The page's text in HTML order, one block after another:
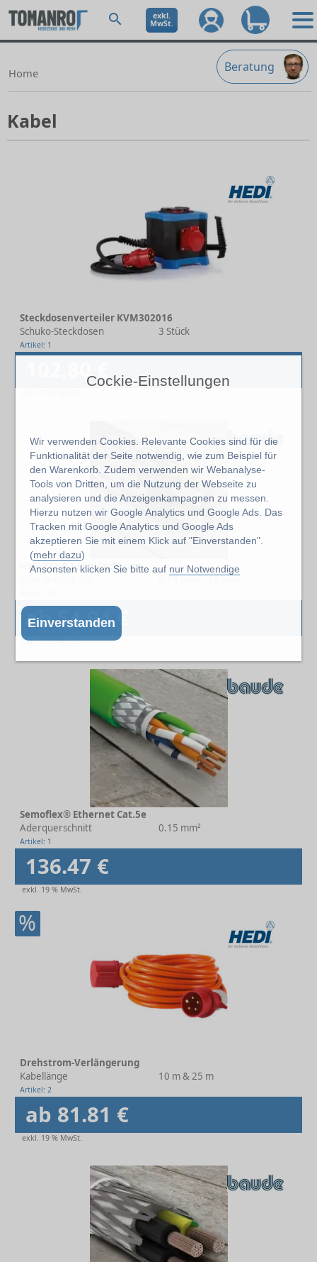
Cockie-Einstellungen
Wir verwenden Cookies. Relevante Cookies sind für die
Funktionalität der Seite notwendig, wie zum Beispiel für
den Warenkorb. Zudem verwenden wir Webanalyse-
Tools von Dritten, um die Nutzung der Webseite zu
analysieren und die Anzeigenkampagnen zu messen.
Hierzu nutzen wir Google Analytics und Google Ads. Das
Tracken mit Google Analytics und Google Ads
akzeptieren Sie mit einem Klick auf "Einverstanden".
(mehr dazu)
Ansonsten klicken Sie bitte auf nur Notwendige
Einverstanden
exkl.
MwSt.
Beratung
Home
Kabel
Steckdosenverteiler KVM302016
Schuko-Steckdosen
3 Stück
Artikel: 1
102,80 €
HYSLYCY 0.6/1 kV schwarz
0.75 mm² - 16 mm²
ab 54,94 €
exkl. 19% MwSt.
Semoflex® Ethernet Cat.5e
Aderquerschnitt
0.15 mm²
Artikel: 1
136.47 €
exkl. 19 % MwSt.
%
Drehstrom-Verlängerung
Kabellänge
10 m & 25 m
Artikel: 2
ab 81.81 €
exkl. 19 % MwSt.